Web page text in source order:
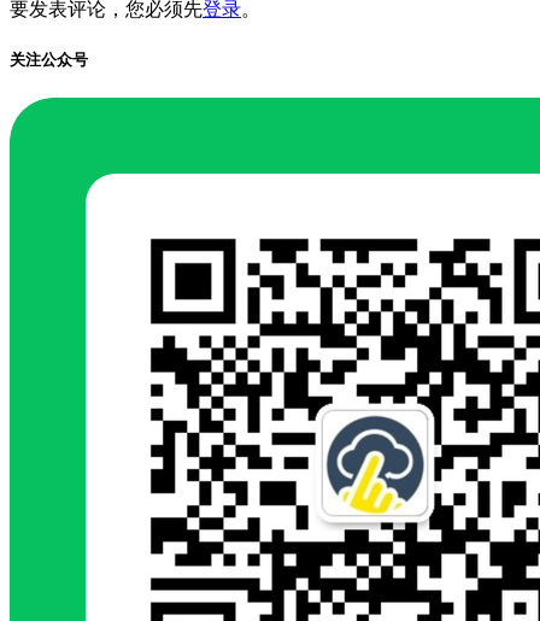
要发表评论，您必须先登录。
关注公众号